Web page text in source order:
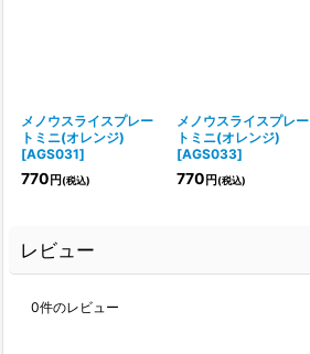
メノウスライスプレー
トミニ(オレンジ)
[AGS031]
770 円(税込)
メノウスライスプレー
トミニ(オレンジ)
[AGS033]
770 円(税込)
レビュー
0件のレビュー